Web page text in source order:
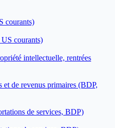
courants)
courants)
intellectuelle, rentrées
et de revenus primaires (BDP,
de services, BDP)